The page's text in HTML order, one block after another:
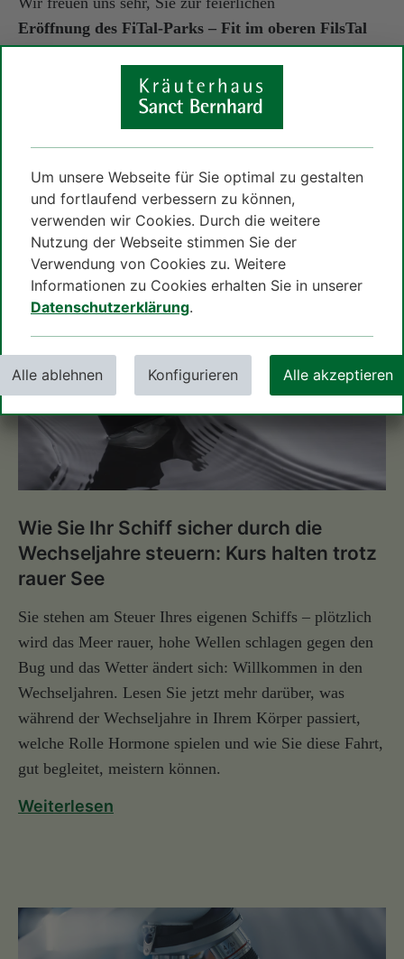
Um unsere Webseite für Sie optimal zu gestalten
und fortlaufend verbessern zu können,
verwenden wir Cookies. Durch die weitere
Nutzung der Webseite stimmen Sie der
Verwendung von Cookies zu. Weitere
Informationen zu Cookies erhalten Sie in unserer
Datenschutzerklärung.
Alle akzeptieren
Konfigurieren
Alle ablehnen
Eröffnung des FiTal-Parks – Fit im oberen FilsTal
Erfahren Sie mehr
Kräuterhaus Blog
Wie Sie Ihr Schiff sicher durch die
Wechseljahre steuern: Kurs halten trotz
rauer See
Sie stehen am Steuer Ihres eigenen Schiffs – plötzlich
wird das Meer rauer, hohe Wellen schlagen gegen den
Bug und das Wetter ändert sich: Willkommen in den
Wechseljahren. Lesen Sie jetzt mehr darüber, was
während der Wechseljahre in Ihrem Körper passiert,
welche Rolle Hormone spielen und wie Sie diese Fahrt,
gut begleitet, meistern können.
Weiterlesen